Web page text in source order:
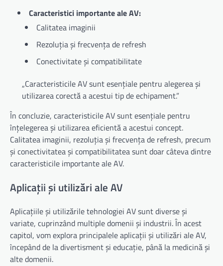
Caracteristici importante ale AV:
Calitatea imaginii
Rezoluția și frecvența de refresh
Conectivitate și compatibilitate
„Caracteristicile AV sunt esențiale pentru alegerea și
utilizarea corectă a acestui tip de echipament.”
În concluzie, caracteristicile AV sunt esențiale pentru
înțelegerea și utilizarea eficientă a acestui concept.
Calitatea imaginii, rezoluția și frecvența de refresh, precum
și conectivitatea și compatibilitatea sunt doar câteva dintre
caracteristicile importante ale AV.
Aplicații și utilizări ale AV
Aplicațiile și utilizările tehnologiei AV sunt diverse și
variate, cuprinzând multiple domenii și industrii. În acest
capitol, vom explora principalele aplicații și utilizări ale AV,
începând de la divertisment și educație, până la medicină și
alte domenii.